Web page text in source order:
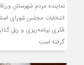
نماینده مردم شهرستان
انتخابات مجلس شورای
فکری برنامه‌‌ریزی و ریل
گرفته است.